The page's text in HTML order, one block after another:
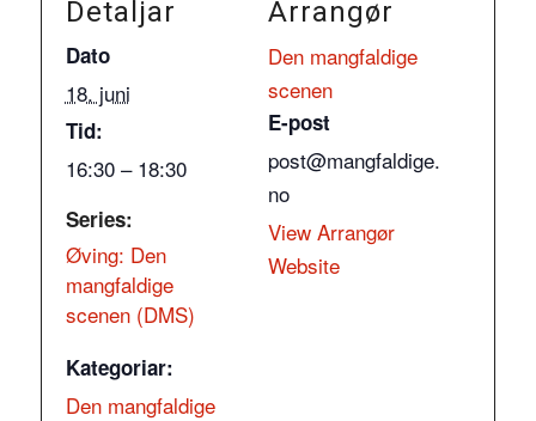
Detaljar
Dato
18. juni
Tid:
16:30 – 18:30
Series:
Øving: Den
mangfaldige
scenen (DMS)
Kategoriar:
Den mangfaldige
Arrangør
Den mangfaldige
scenen
E-post
post@mangfaldige.
no
View Arrangør
Website